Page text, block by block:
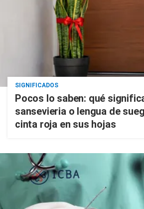
SIGNIFICADOS
Pocos lo saben: qué
sansevieria o lengua de
cinta roja en sus hojas